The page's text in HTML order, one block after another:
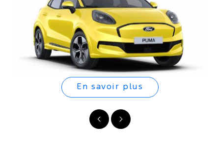
Suivant
Précédent
En savoir plus